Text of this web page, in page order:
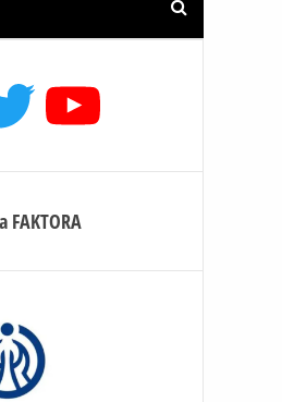
YouTube
FAKTORA